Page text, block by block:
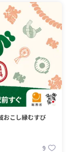
おこし縁むすび
9